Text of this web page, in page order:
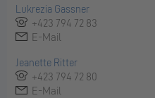
Lukrezia Gassner
+423 794 72 83
E-Mail
Jeanette Ritter
+423 794 72 80
E-Mail